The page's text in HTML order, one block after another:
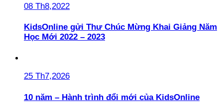
08 Th8,2022
KidsOnline gửi Thư Chúc Mừng Khai Giảng Năm
Học Mới 2022 – 2023
25 Th7,2026
10 năm – Hành trình đổi mới của KidsOnline